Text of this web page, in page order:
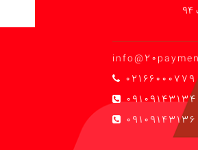
02166000779
09109143134
09109143136